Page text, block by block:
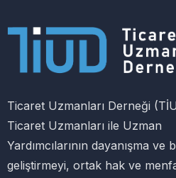
Ticaret Uzmanları Derneği
Ticaret Uzmanları ile Uzman
Yardımcılarının dayanışma ve
geliştirmeyi, ortak hak ve